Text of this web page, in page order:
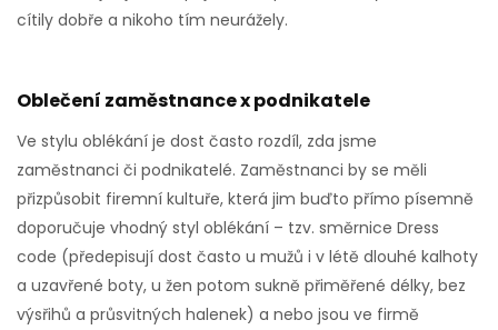
cítily dobře a nikoho tím neurážely.
Oblečení zaměstnance x podnikatele
Ve stylu oblékání je dost často rozdíl, zda jsme
zaměstnanci či podnikatelé. Zaměstnanci by se měli
přizpůsobit firemní kultuře, která jim buďto přímo písemně
doporučuje vhodný styl oblékání – tzv. směrnice Dress
code (předepisují dost často u mužů i v létě dlouhé kalhoty
a uzavřené boty, u žen potom sukně přiměřené délky, bez
výsřihů a průsvitných halenek) a nebo jsou ve firmě